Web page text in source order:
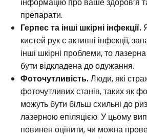
інформацію про ваше здоров’я
препарати.
Герпес та інші шкірні інфекції.
кистей рук є активні інфекції,
інші шкірні проблеми, то
бути відкладена до одужання.
Фоточутливість.Люди, які
фоточутливих станів, таких як
можуть бути більш схильні до
лазерною епіляцією. У цьому
повинен оцінити, чи можна